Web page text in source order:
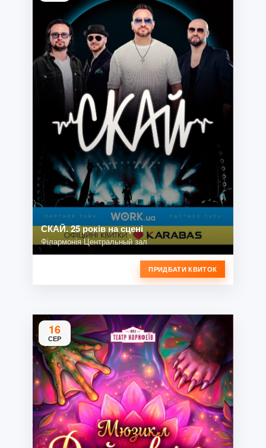
СКАЙ. 25 років на сцені
Філармонія Центральный зал
ПРИДБАТИ КВИТОК
16
СЕР